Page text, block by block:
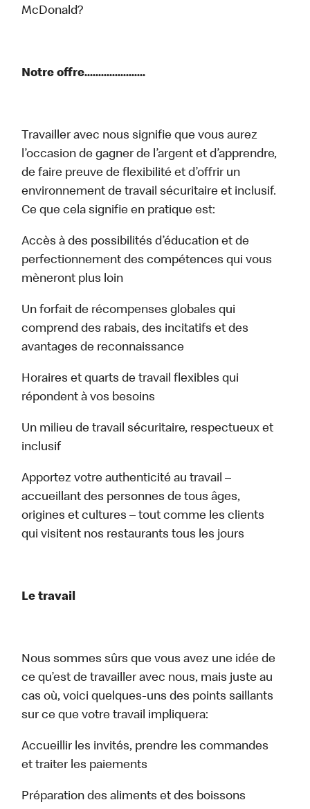
McDonald?
Notre offre......................
Travailler avec nous signifie que vous aurez
l’occasion de gagner de l’argent et d’apprendre,
de faire preuve de flexibilité et d’offrir un
environnement de travail sécuritaire et inclusif.
Ce que cela signifie en pratique est:
Accès à des possibilités d’éducation et de
perfectionnement des compétences qui vous
mèneront plus loin
Un forfait de récompenses globales qui
comprend des rabais, des incitatifs et des
avantages de reconnaissance
Horaires et quarts de travail flexibles qui
répondent à vos besoins
Un milieu de travail sécuritaire, respectueux et
inclusif
Apportez votre authenticité au travail –
accueillant des personnes de tous âges,
origines et cultures – tout comme les clients
qui visitent nos restaurants tous les jours
Le travail
Nous sommes sûrs que vous avez une idée de
ce qu’est de travailler avec nous, mais juste au
cas où, voici quelques-uns des points saillants
sur ce que votre travail impliquera:
Accueillir les invités, prendre les commandes
et traiter les paiements
Préparation des aliments et des boissons